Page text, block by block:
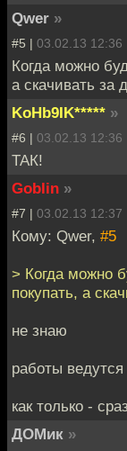
Qwer »
#5 | 03.02.13 12:36
Когда можно
а скачивать за
KoHb9IK***** »
#6 | 03.02.13 12:36
ТАК!
Goblin »
#7 | 03.02.13 12:37
Кому: Qwer, #5
> Когда можно
покупать, а
не знаю
работы ведутся
как только -
ДОМик »